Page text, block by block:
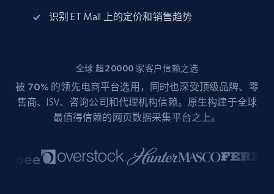
识别 ET Mall 上的定价和销售趋势
全球 超20000 家客户信赖之选
被 70% 的领先电商平台选用，同时也深受顶级品牌、零
售商、ISV、咨询公司和代理机构信赖。原生构建于全球
最值得信赖的网页数据采集平台之上。